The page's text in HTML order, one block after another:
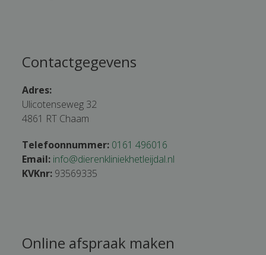
Contactgegevens
Adres:
Ulicotenseweg 32
4861 RT Chaam
Telefoonnummer: 0161 496016
Email: info@dierenkliniekhetleijdal.nl
KVKnr: 93569335
Online afspraak maken